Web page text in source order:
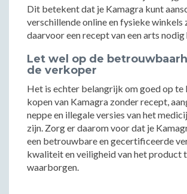
Dit betekent dat je Kamagra kunt
verschillende online en fysieke winkels
daarvoor een recept van een arts nodig
Let wel op de
de verkoper
Het is echter belangrijk om goed op te
kopen van Kamagra zonder recept,
neppe en illegale versies van het
zijn. Zorg er daarom voor dat je
een betrouwbare en gecertificeerde
kwaliteit en veiligheid van het product
waarborgen.